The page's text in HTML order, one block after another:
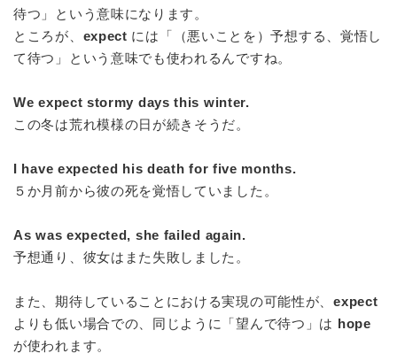
待つ」という意味になります。
ところが、 expect には「（悪いことを）予想する、覚悟し
て待つ」という意味でも使われるんですね。
We expect stormy days this winter.
この冬は荒れ模様の日が続きそうだ。
I have expected his death for five months.
５か月前から彼の死を覚悟していました。
As was expected, she failed again.
予想通り、彼女はまた失敗しました。
また、期待していることにおける実現の可能性が、expect
よりも低い場合での、同じように「望んで待つ」は hope
が使われます。